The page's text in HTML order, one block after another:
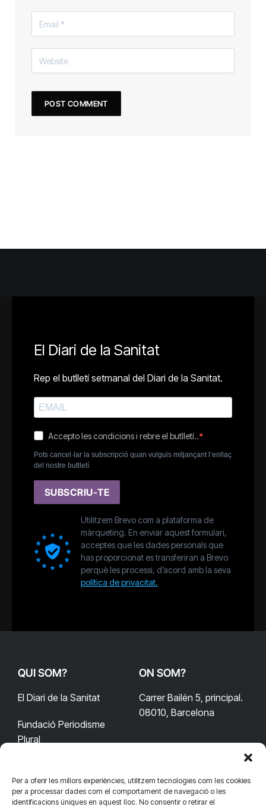
Per a oferir les millors experiències, utilitzem tecnologies com les cookies
per a processar dades com el comportament de navegació o les
identificacions úniques en aquest lloc. No consentir o retirar el
El Diari de la Sanitat
Rep el butlletí setmanal del Diari de la Sanitat.
Accepto les condicions i rebre el butlletí..
Pots cancel·lar la subscripció quan vulguis mitjançant l’enllaç
del nostre butlletí.
SUBSCRIU-TE
Utilitzem Brevo com a plataforma de
màrqueting. En enviar aquest formulari,
acceptes que les dades personals que
has proporcionat es transferiran a Brevo
perquè les processi, d’acord amb la seva
política de privacitat.
QUI SOM?
El Diari de la Sanitat
Fundació Periodisme
Plural
ON SOM?
Carrer Bailén 5, principal.
08010, Barcelona
CONTACTA'NS CONNECTA